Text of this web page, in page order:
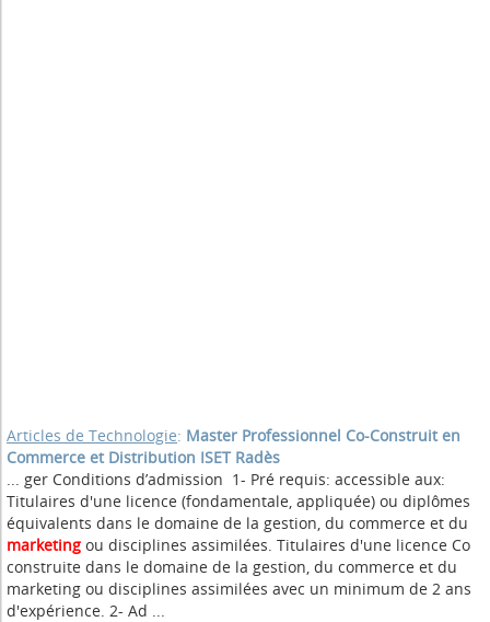
Articles de Technologie: Master Professionnel Co-Construit en
Commerce et Distribution ISET Radès
... ger Conditions d’admission 1- Pré requis: accessible aux:
Titulaires d'une licence (fondamentale, appliquée) ou diplômes
équivalents dans le domaine de la gestion, du commerce et du
marketing ou disciplines assimilées. Titulaires d'une licence Co
construite dans le domaine de la gestion, du commerce et du
marketing ou disciplines assimilées avec un minimum de 2 ans
d'expérience. 2- Ad ...